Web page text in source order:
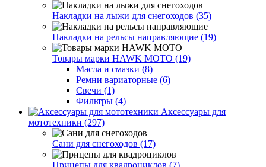
Накладки на лыжи для снегоходов (35)
Накладки на рельсы направляющие (19)
Товары марки HAWK MOTO (19)
Масла и смазки (8)
Ремни вариаторные (6)
Свечи (1)
Фильтры (4)
Аксессуары для
мототехники (297)
Сани для снегоходов (17)
Прицепы для квадроциклов (7)